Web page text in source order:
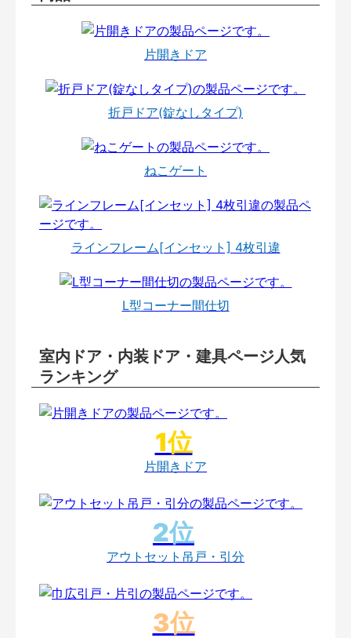
片開きドア
折戸ドア(錠なしタイプ)
ねこゲート
ラインフレーム[インセット] 4枚引違
L型コーナー間仕切
室内ドア・内装ドア・建具ページ人気
ランキング
片開きドア
アウトセット吊戸・引分